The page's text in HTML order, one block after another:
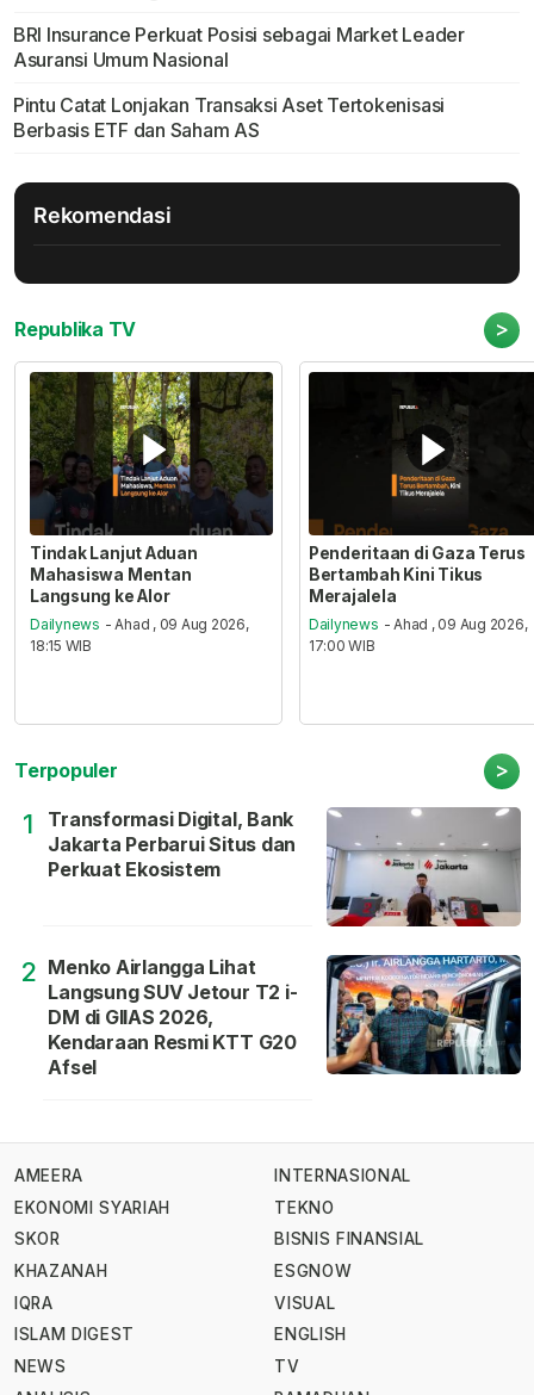
BRI Insurance Perkuat Posisi sebagai Market Leader
Asuransi Umum Nasional
Pintu Catat Lonjakan Transaksi Aset Tertokenisasi
Berbasis ETF dan Saham AS
Rekomendasi
Republika TV >
Tindak Lanjut Aduan
Mahasiswa Mentan
Langsung ke Alor
Dailynews - Ahad , 09 Aug 2026,
18:15 WIB
Penderitaan di Gaza Terus
Bertambah Kini Tikus
Merajalela
Dailynews - Ahad , 09 Aug 2026,
17:00 WIB
Terpopuler >
1
Transformasi Digital, Bank
Jakarta Perbarui Situs dan
Perkuat Ekosistem
2 Menko Airlangga Lihat
Langsung SUV Jetour T2 i-
DM di GIIAS 2026,
Kendaraan Resmi KTT G20
Afsel
AMEERA
EKONOMI SYARIAH
SKOR
KHAZANAH
IQRA
ISLAM DIGEST
NEWS
INTERNASIONAL
TEKNO
BISNIS FINANSIAL
ESGNOW
VISUAL
ENGLISH
TV